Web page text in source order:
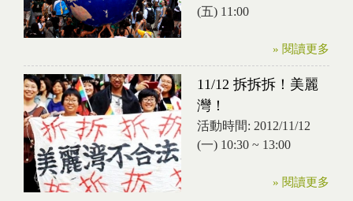
(五) 11:00
» 閱讀更多
11/12 拆拆拆！美麗
灣！
活動時間: 2012/11/12
(一) 10:30 ~ 13:00
» 閱讀更多